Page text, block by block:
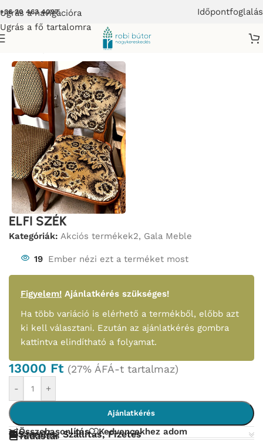
Ugrás a navigációra
Ugrás a fő tartalomra
+36 20 463 4097 Időpontfoglalás
Akciós termékek2
ELFI SZÉK
Kategóriák: Akciós termékek2, Gala Meble
19 Ember nézi ezt a terméket most
Figyelem! Ajánlatkérés szükséges!
Ha több variáció is elérhető a termékből, előbb azt
ki kell választani. Ezután az ajánlatkérés gombra
kattintva elindítható a folyamat.
13000 Ft (27% ÁFÁ-t tartalmaz)
- +
Ajánlatkérés
Összehasonlítás Kedvencekhez adom
Szerelés, Szállítás, Fizetés
Tudástár